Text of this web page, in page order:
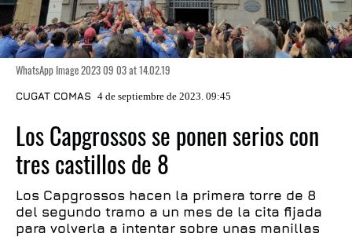
WhatsApp Image 2023 09 03 at 14.02.19
CUGAT COMAS 4 de septiembre de 2023. 09:45
Los Capgrossos se ponen serios con
tres castillos de 8
Los Capgrossos hacen la primera torre de 8
del segundo tramo a un mes de la cita fijada
para volverla a intentar sobre unas manillas